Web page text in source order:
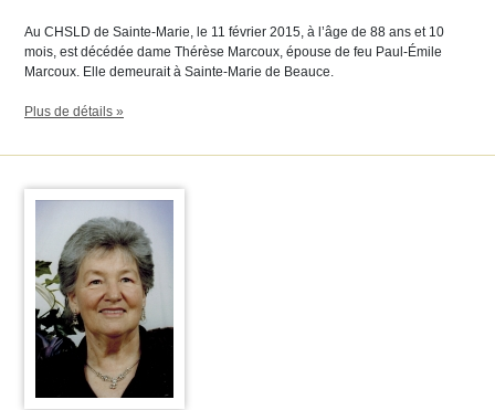
Au CHSLD de Sainte-Marie, le 11 février 2015, à l’âge de 88 ans et 10
mois, est décédée dame Thérèse Marcoux, épouse de feu Paul-Émile
Marcoux. Elle demeurait à Sainte-Marie de Beauce.
Plus de détails »